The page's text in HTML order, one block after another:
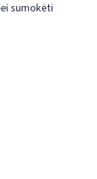
sumokėti